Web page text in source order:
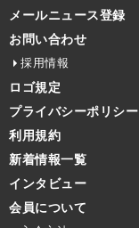
メールニュース登録
お問い合わせ
採用情報
ロゴ規定
プライバシーポリシー
利用規約
新着情報一覧
インタビュー
会員について